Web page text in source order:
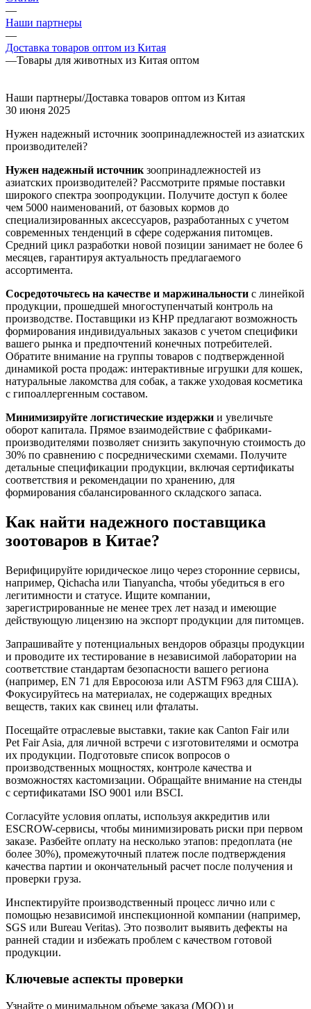
—
Наши партнеры
—
Доставка товаров оптом из Китая
—Товары для животных из Китая оптом
Наши партнеры/Доставка товаров оптом из Китая
30 июня 2025
Нужен надежный источник зоопринадлежностей из азиатских
производителей?
Нужен надежный источник зоопринадлежностей из
азиатских производителей? Рассмотрите прямые поставки
широкого спектра зоопродукции. Получите доступ к более
чем 5000 наименований, от базовых кормов до
специализированных аксессуаров, разработанных с учетом
современных тенденций в сфере содержания питомцев.
Средний цикл разработки новой позиции занимает не более 6
месяцев, гарантируя актуальность предлагаемого
ассортимента.
Сосредоточьтесь на качестве и маржинальности с линейкой
продукции, прошедшей многоступенчатый контроль на
производстве. Поставщики из КНР предлагают возможность
формирования индивидуальных заказов с учетом специфики
вашего рынка и предпочтений конечных потребителей.
Обратите внимание на группы товаров с подтвержденной
динамикой роста продаж: интерактивные игрушки для кошек,
натуральные лакомства для собак, а также уходовая косметика
с гипоаллергенным составом.
Минимизируйте логистические издержки и увеличьте
оборот капитала. Прямое взаимодействие с фабриками-
производителями позволяет снизить закупочную стоимость до
30% по сравнению с посредническими схемами. Получите
детальные спецификации продукции, включая сертификаты
соответствия и рекомендации по хранению, для
формирования сбалансированного складского запаса.
Как найти надежного поставщика
зоотоваров в Китае?
Верифицируйте юридическое лицо через сторонние сервисы,
например, Qichacha или Tianyancha, чтобы убедиться в его
легитимности и статусе. Ищите компании,
зарегистрированные не менее трех лет назад и имеющие
действующую лицензию на экспорт продукции для питомцев.
Запрашивайте у потенциальных вендоров образцы продукции
и проводите их тестирование в независимой лаборатории на
соответствие стандартам безопасности вашего региона
(например, EN 71 для Евросоюза или ASTM F963 для США).
Фокусируйтесь на материалах, не содержащих вредных
веществ, таких как свинец или фталаты.
Посещайте отраслевые выставки, такие как Canton Fair или
Pet Fair Asia, для личной встречи с изготовителями и осмотра
их продукции. Подготовьте список вопросов о
производственных мощностях, контроле качества и
возможностях кастомизации. Обращайте внимание на стенды
с сертификатами ISO 9001 или BSCI.
Согласуйте условия оплаты, используя аккредитив или
ESCROW-сервисы, чтобы минимизировать риски при первом
заказе. Разбейте оплату на несколько этапов: предоплата (не
более 30%), промежуточный платеж после подтверждения
качества партии и окончательный расчет после получения и
проверки груза.
Инспектируйте производственный процесс лично или с
помощью независимой инспекционной компании (например,
SGS или Bureau Veritas). Это позволит выявить дефекты на
ранней стадии и избежать проблем с качеством готовой
продукции.
Ключевые аспекты проверки
Узнайте о минимальном объеме заказа (MOQ) и